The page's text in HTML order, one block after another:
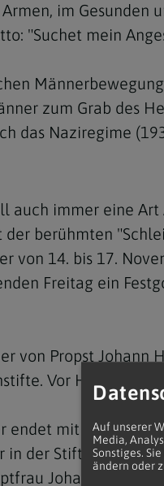
Himmelfahrt
und
im Gesunden
"Suchet mein
zum Grab des
das Naziregime
immer eine
der berühmten
von 14. bis 17.
Freitag ein
von Propst Johann
Vor Holzinger
endet mit dem
der Stiftskirche
Johanna Mikl-
Auf unserer
Media,
Sonstiges.
ändern oder